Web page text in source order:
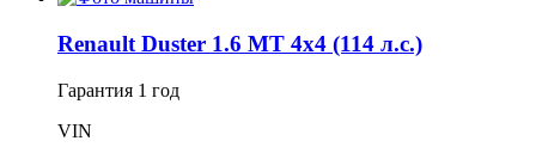
Renault Duster 1.6 MT 4x4 (114 л.с.)
Гарантия 1 год
VIN